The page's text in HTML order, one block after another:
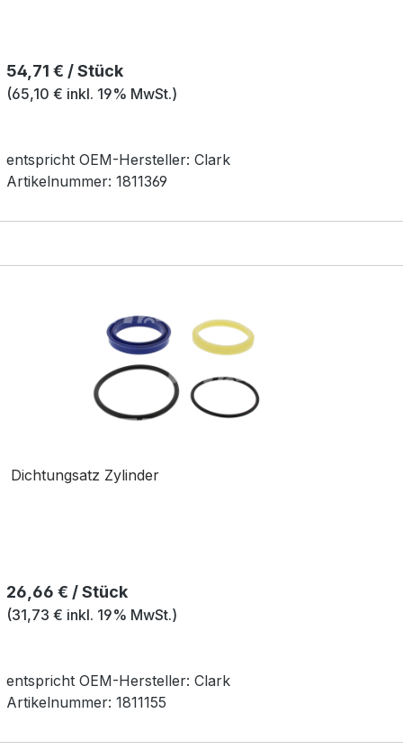
Regulärer Preis:
54,71 € / Stück
(65,10 € inkl. 19% MwSt.)
entspricht OEM-Hersteller: Clark
Artikelnummer: 1811369
Dichtungsatz Zylinder
Regulärer Preis:
26,66 € / Stück
(31,73 € inkl. 19% MwSt.)
entspricht OEM-Hersteller: Clark
Artikelnummer: 1811155